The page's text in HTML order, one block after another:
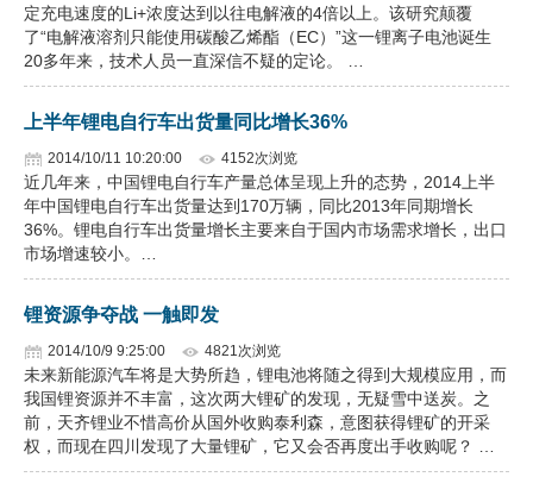
定充电速度的Li+浓度达到以往电解液的4倍以上。该研究颠覆
了“电解液溶剂只能使用碳酸乙烯酯（EC）”这一锂离子电池诞生
20多年来，技术人员一直深信不疑的定论。 …
上半年锂电自行车出货量同比增长36%
2014/10/11 10:20:00 4152次浏览
近几年来，中国锂电自行车产量总体呈现上升的态势，2014上半
年中国锂电自行车出货量达到170万辆，同比2013年同期增长
36%。锂电自行车出货量增长主要来自于国内市场需求增长，出口
市场增速较小。…
锂资源争夺战 一触即发
2014/10/9 9:25:00 4821次浏览
未来新能源汽车将是大势所趋，锂电池将随之得到大规模应用，而
我国锂资源并不丰富，这次两大锂矿的发现，无疑雪中送炭。之
前，天齐锂业不惜高价从国外收购泰利森，意图获得锂矿的开采
权，而现在四川发现了大量锂矿，它又会否再度出手收购呢？ …